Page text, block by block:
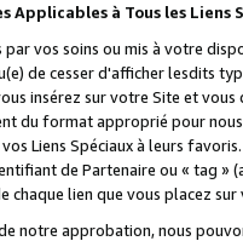
Applicables à Tous les Liens
par vos soins ou mis à votre
de cesser d'afficher lesdits
insérez sur votre Site et
du format approprié pour
Liens Spéciaux à leurs
de Partenaire ou « tag
chaque lien que vous placez
notre approbation, nous